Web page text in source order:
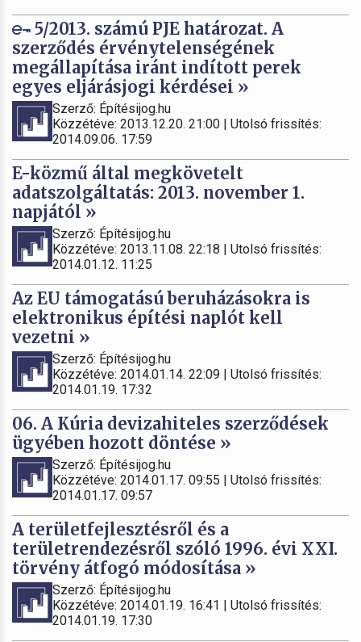
5/2013. számú PJE határozat. A
szerződés érvénytelenségének
megállapítása iránt indított perek
egyes eljárásjogi kérdései »
Szerző: Építésijog.hu
Közzétéve: 2013.12.20. 21:00 | Utolsó frissítés:
2014.09.06. 17:59
E-közmű által megkövetelt
adatszolgáltatás: 2013. november 1.
napjától »
Szerző: Építésijog.hu
Közzétéve: 2013.11.08. 22:18 | Utolsó frissítés:
2014.01.12. 11:25
Az EU támogatású beruházásokra is
elektronikus építési naplót kell
vezetni »
Szerző: Építésijog.hu
Közzétéve: 2014.01.14. 22:09 | Utolsó frissítés:
2014.01.19. 17:32
06. A Kúria devizahiteles szerződések
ügyében hozott döntése »
Szerző: Építésijog.hu
Közzétéve: 2014.01.17. 09:55 | Utolsó frissítés:
2014.01.17. 09:57
A területfejlesztésről és a
területrendezésről szóló 1996. évi XXI.
törvény átfogó módosítása »
Szerző: Építésijog.hu
Közzétéve: 2014.01.19. 16:41 | Utolsó frissítés:
2014.01.19. 17:30